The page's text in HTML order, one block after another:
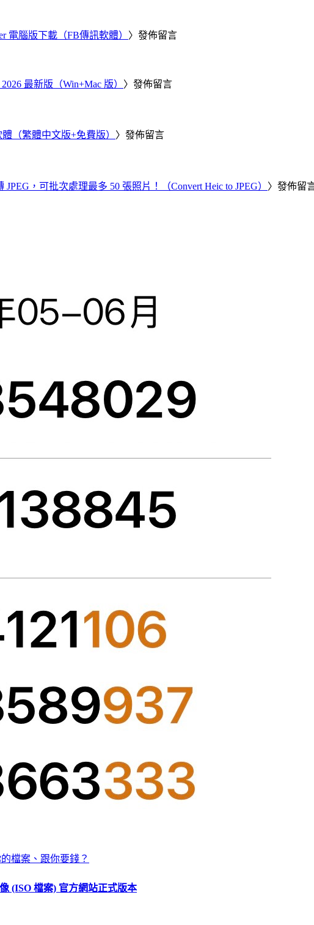
電腦版下載（FB傳訊軟體） 〉發佈留言
最新版（Win+Mac 版） 〉發佈留言
（繁體中文版+免費版） 〉發佈留言
JPEG，可批次處理最多 50 張照片！（Convert Heic to JPEG） 〉發佈留
檔案、跟你要錢？
(ISO 檔案) 官方網站正式版本